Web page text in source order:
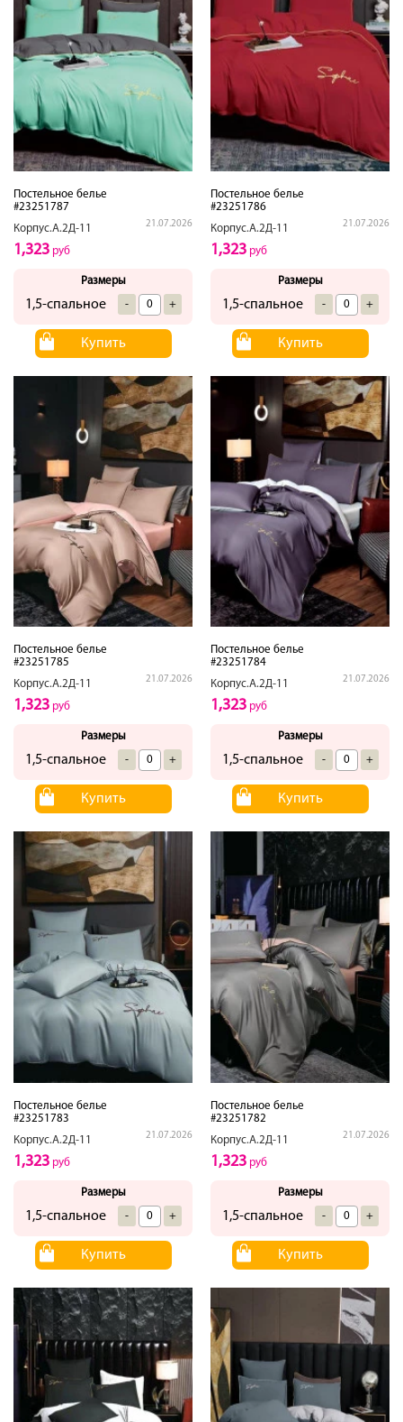
Постельное белье
#23251787
Корпус.А.2Д-11
21.07.2026
1,323 руб
Размеры
1,5-спальное - +
Купить
Постельное белье
#23251786
Корпус.А.2Д-11
21.07.2026
1,323 руб
Размеры
1,5-спальное - +
Купить
Постельное белье
#23251785
Корпус.А.2Д-11
21.07.2026
1,323 руб
Размеры
1,5-спальное - +
Купить
Постельное белье
#23251784
Корпус.А.2Д-11
21.07.2026
1,323 руб
Размеры
1,5-спальное - +
Купить
Постельное белье
#23251783
Корпус.А.2Д-11
21.07.2026
1,323 руб
Размеры
1,5-спальное - +
Купить
Постельное белье
#23251782
Корпус.А.2Д-11
21.07.2026
1,323 руб
Размеры
1,5-спальное - +
Купить